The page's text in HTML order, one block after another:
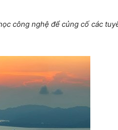
công nghệ để củng cố các